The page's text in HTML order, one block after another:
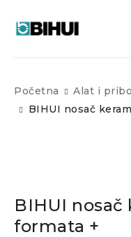
Početna
Alat i
BIHUI nosač
BIHUI
formata +